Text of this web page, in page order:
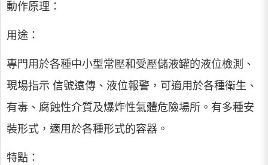
動作原理：
用途：
專門用於各種中小型常壓和受壓儲液罐的液位檢測、
現場指示 信號遠傳、液位報警，可適用於各種衛生、
有毒、腐蝕性介質及爆炸性氣體危險場所。有多種安
裝形式，適用於各種形式的容器。
特點：